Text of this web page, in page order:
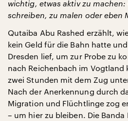
wichtig, etwas aktiv zu machen:
schreiben, zu malen oder eben
Qutaiba Abu Rashed erzählt,
kein Geld für die Bahn hatte
Dresden lief, um zur Probe zu
nach Reichenbach im Vogtland
zwei Stunden mit dem Zug
Nach der Anerkennung durch
Migration und Flüchtlinge zog
– um hier zu bleiben. Die